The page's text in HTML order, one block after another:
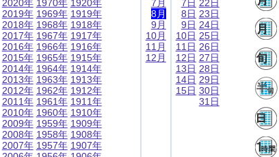
2020年
2019年
2018年
2017年
2016年
2015年
2014年
2013年
2012年
2011年
2010年
2009年
2008年
2007年
1970年
1969年
1968年
1967年
1966年
1965年
1964年
1963年
1962年
1961年
1960年
1959年
1958年
1957年
1920年
1919年
1918年
1917年
1916年
1915年
1914年
1913年
1912年
1911年
1910年
1909年
1908年
1907年
7月
8月
9月
10月
11月
12月
7日
8日
9日
10日
11日
12日
13日
14日
15日
22日
23日
24日
25日
26日
27日
28日
29日
30日
31日